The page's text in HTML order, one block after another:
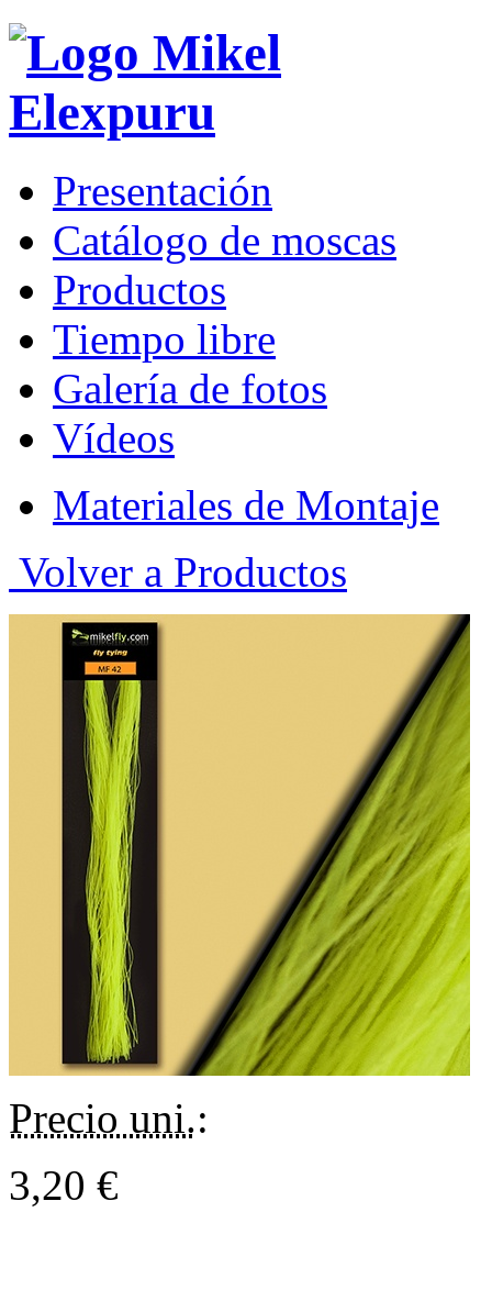
Presentación
Catálogo de moscas
Productos
Tiempo libre
Galería de fotos
Vídeos
Materiales de Montaje
Volver a Productos
Precio uni.:
3,20 €